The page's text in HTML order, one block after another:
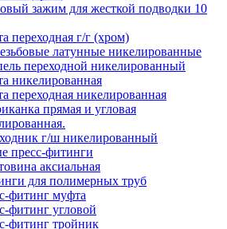
зажим для жесткой подводки 10
переходная г/г (хром)
латунные никелированные
переходной никелированный
никелированная
переходная никелированная
прямая и угловая
г/ш никелированный
пресс-фитинги
аксиальная
для полимерных труб
фитинг муфта
фитинг угловой
фитинг тройник